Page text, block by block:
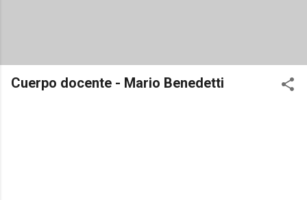
Cuerpo docente - Mario Benedetti